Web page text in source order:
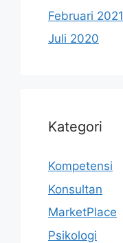
Februari 2021
Juli 2020
Kategori
Kompetensi
Konsultan
MarketPlace
Psikologi